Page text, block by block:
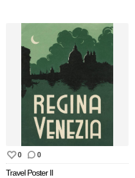
0 0
Travel Poster II